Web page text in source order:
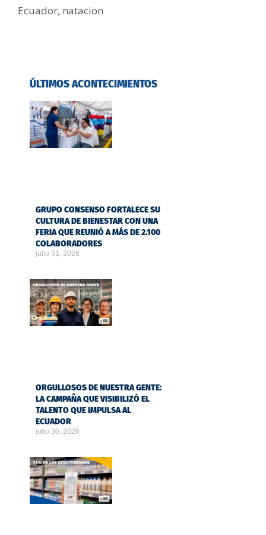
Ecuador, natacion
ÚLTIMOS ACONTECIMIENTOS
GRUPO CONSENSO FORTALECE SU
CULTURA DE BIENESTAR CON UNA
FERIA QUE REUNIÓ A MÁS DE 2.100
COLABORADORES
julio 31, 2026
ORGULLOSOS DE NUESTRA GENTE:
LA CAMPAÑA QUE VISIBILIZÓ EL
TALENTO QUE IMPULSA AL
ECUADOR
julio 30, 2026